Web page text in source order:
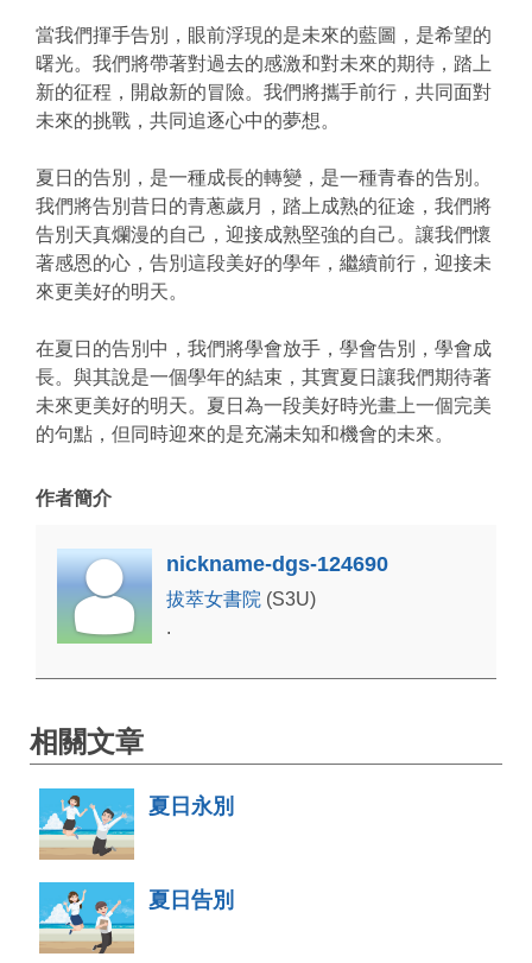
當我們揮手告別，眼前浮現的是未來的藍圖，是希望的
曙光。我們將帶著對過去的感激和對未來的期待，踏上
新的征程，開啟新的冒險。我們將攜手前行，共同面對
未來的挑戰，共同追逐心中的夢想。
夏日的告別，是一種成長的轉變，是一種青春的告別。
我們將告別昔日的青蔥歲月，踏上成熟的征途，我們將
告別天真爛漫的自己，迎接成熟堅強的自己。讓我們懷
著感恩的心，告別這段美好的學年，繼續前行，迎接未
來更美好的明天。
在夏日的告別中，我們將學會放手，學會告別，學會成
長。與其說是一個學年的結束，其實夏日讓我們期待著
未來更美好的明天。夏日為一段美好時光畫上一個完美
的句點，但同時迎來的是充滿未知和機會的未來。
作者簡介
nickname-dgs-124690
拔萃女書院 (S3U)
.
相關文章
夏日永別
夏日告別